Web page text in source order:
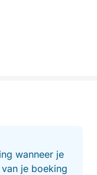
pastelkleurige
er ook het
die uw reis
de
wanneer je
je boeking